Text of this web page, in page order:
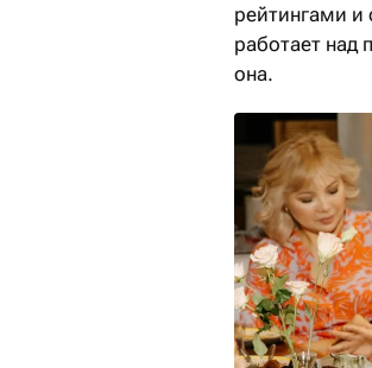
рейтингами и
работает
она.